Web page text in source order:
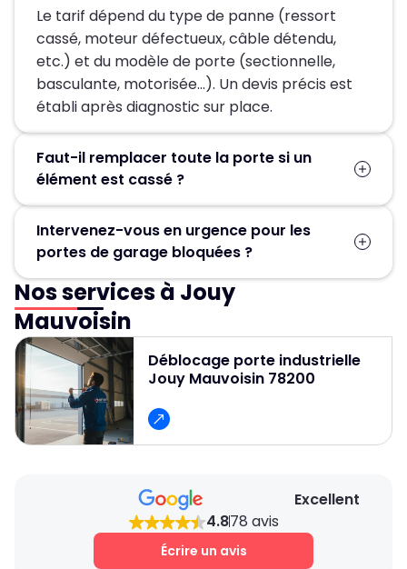
Le tarif dépend du type de panne (ressort
cassé, moteur défectueux, câble détendu,
etc.) et du modèle de porte (sectionnelle,
basculante, motorisée…). Un devis précis est
établi après diagnostic sur place.
Faut-il remplacer toute la porte si un
élément est cassé ?
les pièces défectueuses (ressort, moteur,
câbles, rails) sont remplacées, ce qui permet
d’éviter un changement complet de la porte.
Intervenez-vous en urgence pour les
portes de garage bloquées ?
Oui, un service d’urgence est disponible
24h/24 et 7j/7 pour débloquer et réparer
rapidement les portes de garage.
Nos services à Jouy
Mauvoisin
Déblocage porte industrielle
Jouy Mauvoisin 78200
Excellent
4.878 avis
Écrire un avis